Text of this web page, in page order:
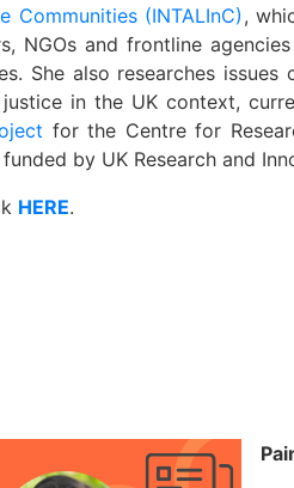
Communities (INTALInC) ,
NGOs and frontline
She also researches
in the UK context,
for the Centre for
by UK Research and
HERE.